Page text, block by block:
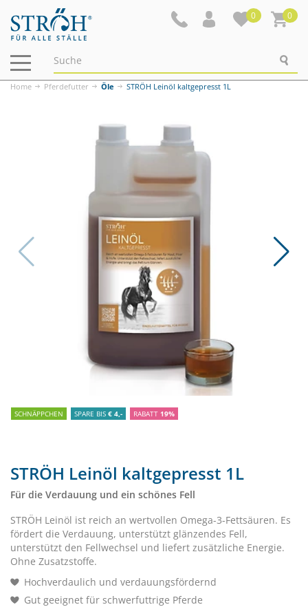
0 0
Navigation
ein-/ausblenden
Home Pferdefutter Öle STRÖH Leinöl kaltgepresst 1L
SCHNÄPPCHEN SPARE BIS € 4,- RABATT 19%
STRÖH Leinöl kaltgepresst 1L
Für die Verdauung und ein schönes Fell
STRÖH Leinöl ist reich an wertvollen Omega-3-Fettsäuren. Es
fördert die Verdauung, unterstützt glänzendes Fell,
unterstützt den Fellwechsel und liefert zusätzliche Energie.
Ohne Zusatzstoffe.
Hochverdaulich und verdauungsfördernd
Gut geeignet für schwerfuttrige Pferde